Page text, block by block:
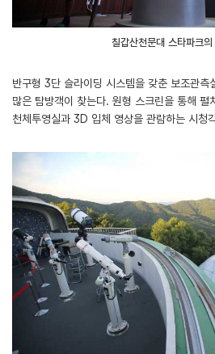
칠갑산천문대 스타파크의
반구형 3단 슬라이딩 시스템을 갖춘 보조관측
많은 탐방객이 찾는다. 원형 스크린을 통해 펼
천체투영실과 3D 입체 영상을 관람하는 시청